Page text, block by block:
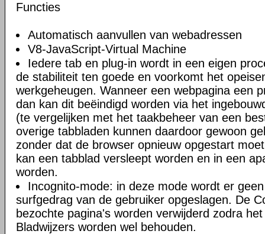
Functies
Automatisch aanvullen van webadressen
V8-JavaScript-Virtual Machine
Iedere tab en plug-in wordt in een eigen
de stabiliteit ten goede en voorkomt het
werkgeheugen. Wanneer een webpagina een
dan kan dit beëindigd worden via het
(te vergelijken met het taakbeheer van een
overige tabbladen kunnen daardoor gewoon
zonder dat de browser opnieuw opgestart
kan een tabblad versleept worden en in een
worden.
Incognito-mode: in deze mode wordt er
surfgedrag van de gebruiker opgeslagen. De
bezochte pagina's worden verwijderd zodra
Bladwijzers worden wel behouden.